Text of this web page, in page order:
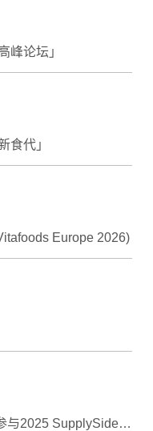
峰论坛」
食代」
Europe 2026)
微生态驱动健康寿命：生合生物参与2025 SupplySide Intensive Webinar